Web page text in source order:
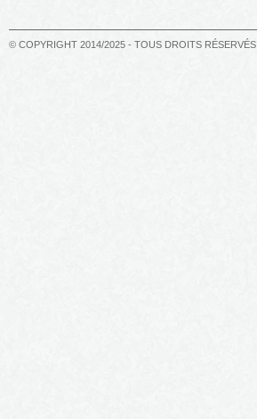
© COPYRIGHT 2014/2025 - TOUS DROITS RÉSERVÉS